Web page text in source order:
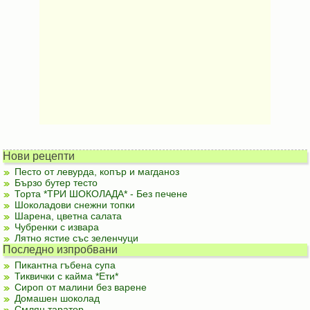
Нови рецепти
Песто от левурда, копър и магданоз
Бързо бутер тесто
Торта *ТРИ ШОКОЛАДА* - Без печене
Шоколадови снежни топки
Шарена, цветна салата
Чубренки с извара
Лятно ястие със зеленчуци
Последно изпробвани
Пикантна гъбена супа
Тиквички с кайма *Ети*
Сироп от малини без варене
Домашен шоколад